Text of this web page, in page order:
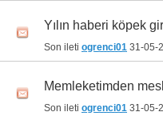
Yılın haberi köpek
Son ileti ogrenci01 31-05-
Memleketimden
Son ileti ogrenci01 31-05-